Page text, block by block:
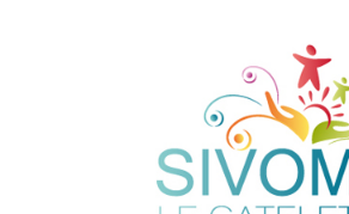
Syndicat Intercommunal à Vocations Multiples